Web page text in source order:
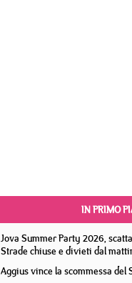
IN PRIMO
Jova Summer Party 2026,
Strade chiuse e divieti dal
Aggius vince la scommessa